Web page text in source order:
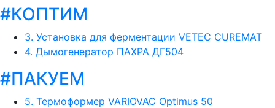
#КОПТИМ
3. Установка для ферментации VETEC CUREMAT
4. Дымогенератор ПАХРА ДГ504
#ПАКУЕМ
5. Термоформер VARIOVAC Optimus 50